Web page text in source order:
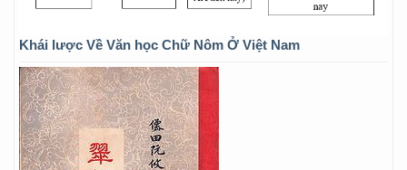
Khái lược Về Văn học Chữ Nôm Ở Việt Nam